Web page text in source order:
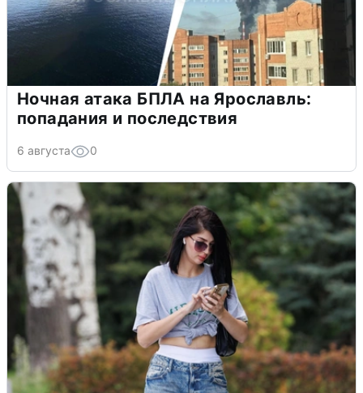
Ночная атака БПЛА на Ярославль:
попадания и последствия
6 августа 0